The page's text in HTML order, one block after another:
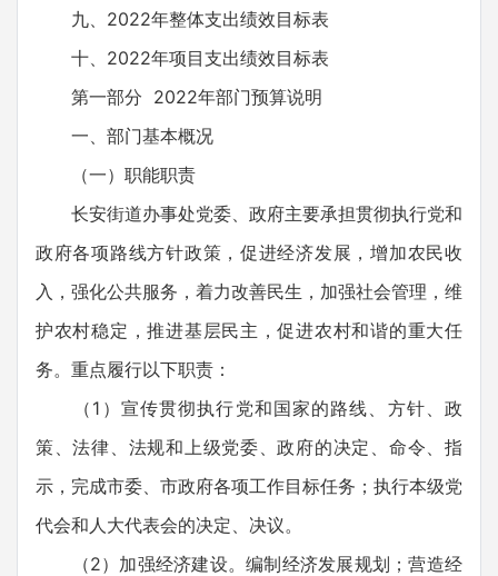
九、2022年整体支出绩效目标表
十、2022年项目支出绩效目标表
第一部分 2022年部门预算说明
一、部门基本概况
（一）职能职责
长安街道办事处党委、政府主要承担贯彻执行党和
政府各项路线方针政策，促进经济发展，增加农民收
入，强化公共服务，着力改善民生，加强社会管理，维
护农村稳定，推进基层民主，促进农村和谐的重大任
务。重点履行以下职责：
（1）宣传贯彻执行党和国家的路线、方针、政
策、法律、法规和上级党委、政府的决定、命令、指
示，完成市委、市政府各项工作目标任务；执行本级党
代会和人大代表会的决定、决议。
（2）加强经济建设。编制经济发展规划；营造经